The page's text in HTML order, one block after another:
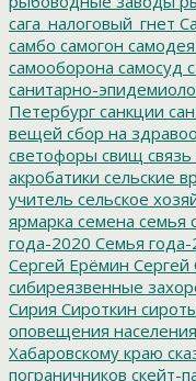
сага_налоговый_гнет
самбо самогон
самооборона самосуд
санитарно-
Петербург санкции
вещей сбор на
светофоры свищ связь
акробатики сельские
учитель сельское
ярмарка семена семья
года-2020 Семья года-
Сергей Ерёмин Сергей
сибиреязвенные
Сирия Сироткин
оповещения населения
Хабаровскому краю
пограничников скейт-